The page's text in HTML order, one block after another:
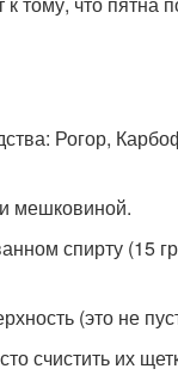
Рогор,
мешковиной.
спирту (15
(это не
счистить их